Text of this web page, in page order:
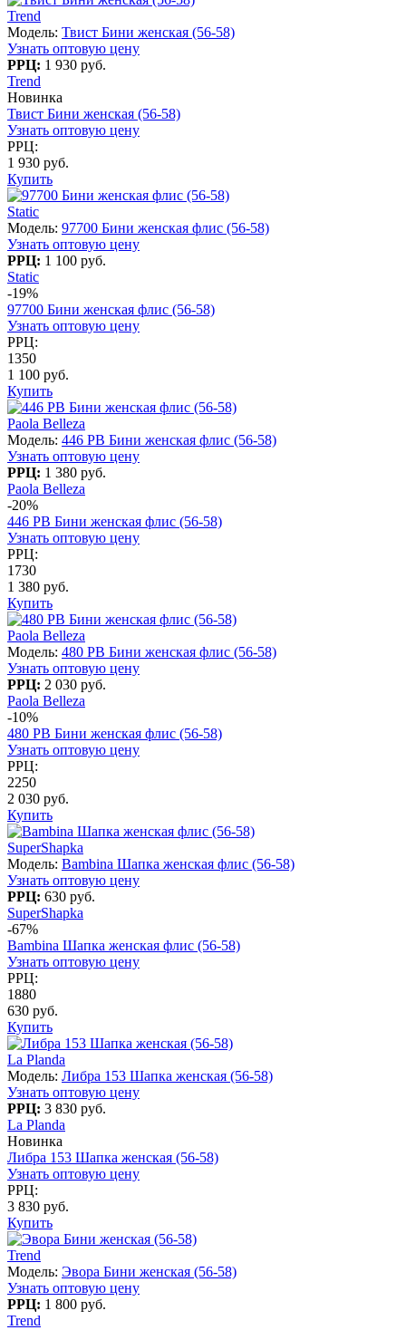
Trend
Модель: Твист Бини женская (56-58)
Узнать оптовую цену
РРЦ: 1 930 руб.
Trend
Новинка
Твист Бини женская (56-58)
Узнать оптовую цену
РРЦ:
1 930 руб.
Купить
Static
Модель: 97700 Бини женская флис (56-58)
Узнать оптовую цену
РРЦ: 1 100 руб.
Static
-19%
97700 Бини женская флис (56-58)
Узнать оптовую цену
РРЦ:
1350
1 100 руб.
Купить
Paola Belleza
Модель: 446 PB Бини женская флис (56-58)
Узнать оптовую цену
РРЦ: 1 380 руб.
Paola Belleza
-20%
446 PB Бини женская флис (56-58)
Узнать оптовую цену
РРЦ:
1730
1 380 руб.
Купить
Paola Belleza
Модель: 480 PB Бини женская флис (56-58)
Узнать оптовую цену
РРЦ: 2 030 руб.
Paola Belleza
-10%
480 PB Бини женская флис (56-58)
Узнать оптовую цену
РРЦ:
2250
2 030 руб.
Купить
SuperShapka
Модель: Bambina Шапка женская флис (56-58)
Узнать оптовую цену
РРЦ: 630 руб.
SuperShapka
-67%
Bambina Шапка женская флис (56-58)
Узнать оптовую цену
РРЦ:
1880
630 руб.
Купить
La Planda
Модель: Либра 153 Шапка женская (56-58)
Узнать оптовую цену
РРЦ: 3 830 руб.
La Planda
Новинка
Либра 153 Шапка женская (56-58)
Узнать оптовую цену
РРЦ:
3 830 руб.
Купить
Trend
Модель: Эвора Бини женская (56-58)
Узнать оптовую цену
РРЦ: 1 800 руб.
Trend